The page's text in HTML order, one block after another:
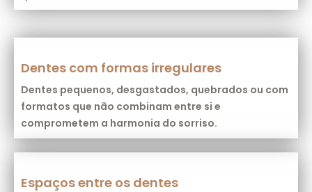
Dentes com formas irregulares
Dentes pequenos, desgastados, quebrados ou com
formatos que não combinam entre si e
comprometem a harmonia do sorriso.
Espaços entre os dentes